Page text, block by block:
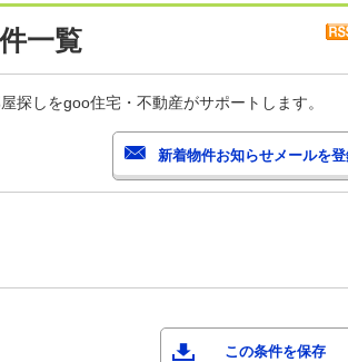
一覧
探しをgoo住宅・不動産がサポートします。
この条件を保存